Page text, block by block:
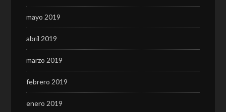
mayo 2019
abril 2019
marzo 2019
febrero 2019
enero 2019